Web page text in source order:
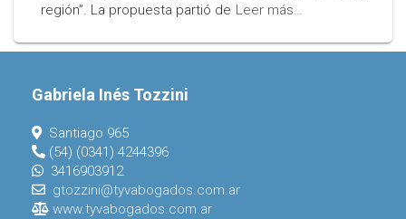
región”. La propuesta partió de Leer más…
Gabriela Inés Tozzini
Santiago 965
(54) (0341) 4244396
3416903912
gtozzini@tyvabogados.com.ar
www.tyvabogados.com.ar